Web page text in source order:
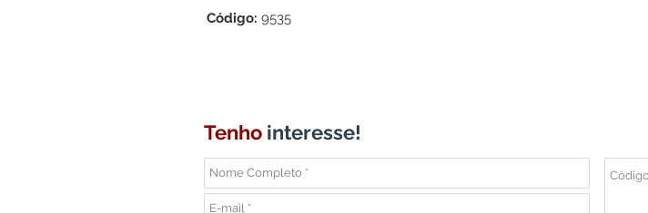
Código: 9535
Tenho interesse!